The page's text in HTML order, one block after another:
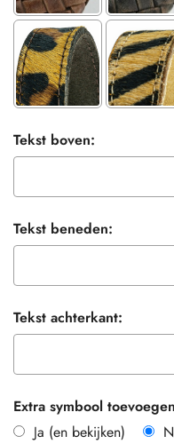
Tekst boven:
Tekst beneden:
Tekst achterkant:
Extra symbool
Ja (en bekijken)